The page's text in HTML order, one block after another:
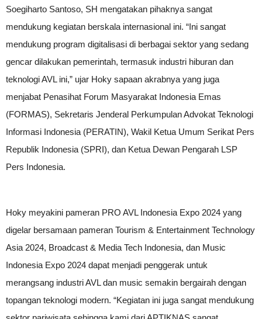
Soegiharto Santoso, SH mengatakan pihaknya sangat
mendukung kegiatan berskala internasional ini. “Ini sangat
mendukung program digitalisasi di berbagai sektor yang sedang
gencar dilakukan pemerintah, termasuk industri hiburan dan
teknologi AVL ini,” ujar Hoky sapaan akrabnya yang juga
menjabat Penasihat Forum Masyarakat Indonesia Emas
(FORMAS), Sekretaris Jenderal Perkumpulan Advokat Teknologi
Informasi Indonesia (PERATIN), Wakil Ketua Umum Serikat Pers
Republik Indonesia (SPRI), dan Ketua Dewan Pengarah LSP
Pers Indonesia.
Hoky meyakini pameran PRO AVL Indonesia Expo 2024 yang
digelar bersamaan pameran Tourism & Entertainment Technology
Asia 2024, Broadcast & Media Tech Indonesia, dan Music
Indonesia Expo 2024 dapat menjadi penggerak untuk
merangsang industri AVL dan music semakin bergairah dengan
topangan teknologi modern. “Kegiatan ini juga sangat mendukung